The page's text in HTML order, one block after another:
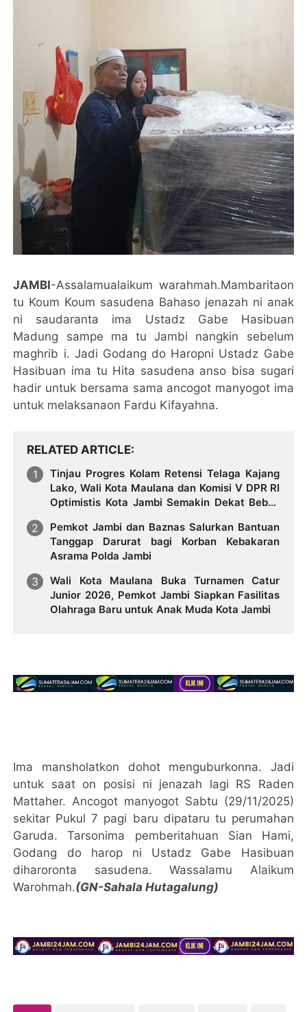
JAMBI-Assalamualaikum warahmah.Mambaritaon
tu Koum Koum sasudena Bahaso jenazah ni anak
ni saudaranta ima Ustadz Gabe Hasibuan
Madung sampe ma tu Jambi nangkin sebelum
maghrib i. Jadi Godang do Haropni Ustadz Gabe
Hasibuan ima tu Hita sasudena anso bisa sugari
hadir untuk bersama sama ancogot manyogot ima
untuk melaksanaon Fardu Kifayahna.
RELATED ARTICLE
Tinjau Progres Kolam Retensi Telaga Kajang
Lako, Wali Kota Maulana dan Komisi V DPR RI
Optimistis Kota Jambi Semakin Dekat Bebas
Pemkot Jambi dan Baznas Salurkan Bantuan
Tanggap Darurat bagi Korban Kebakaran
Asrama Polda Jambi
Wali Kota Maulana Buka Turnamen Catur
Junior 2026, Pemkot Jambi Siapkan Fasilitas
Olahraga Baru untuk Anak Muda Kota Jambi
Ima mansholatkon dohot menguburkonna. Jadi
untuk saat on posisi ni jenazah lagi RS Raden
Mattaher. Ancogot manyogot Sabtu (29/11/2025)
sekitar Pukul 7 pagi baru dipataru tu perumahan
Garuda. Tarsonima pemberitahuan Sian Hami,
Godang do harop ni Ustadz Gabe Hasibuan
diharoronta sasudena. Wassalamu Alaikum
Warohmah.(GN-Sahala Hutagalung)